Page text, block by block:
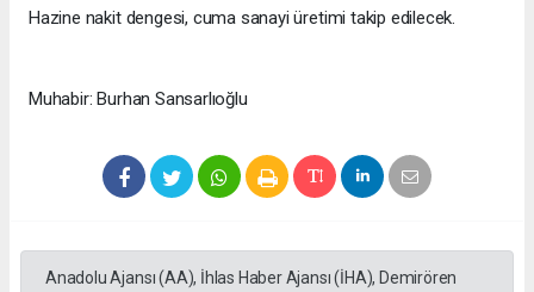
Hazine nakit dengesi, cuma sanayi üretimi takip edilecek.
Muhabir: Burhan Sansarlıoğlu
Anadolu Ajansı (AA), İhlas Haber Ajansı (İHA), Demirören